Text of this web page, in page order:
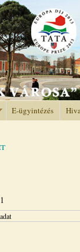
E-ügyintézés